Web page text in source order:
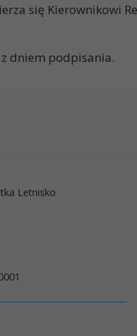
się Kierownikowi
życie z dniem
Letnisko